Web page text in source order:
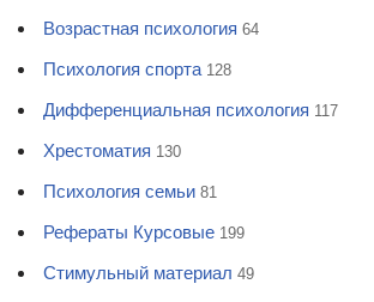
Возрастная психология 64
Психология спорта 128
Дифференциальная психология 117
Хрестоматия 130
Психология семьи 81
Рефераты Курсовые 199
Стимульный материал 49